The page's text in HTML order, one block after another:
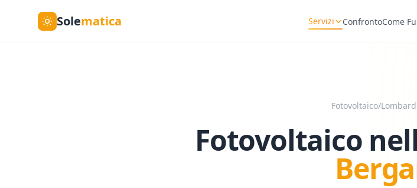
Solematica Servizi ConfrontoCome
Fotovoltaico/
Fotovoltaico